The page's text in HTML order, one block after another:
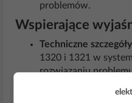
problemów.
Wspierające
Techniczne szczegóły
1320 i 1321 w
rozwiązaniu
Przykłady i analogie: